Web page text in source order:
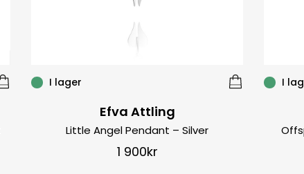
I lager
Efva Attling
Little Angel Pendant – Silver
1 900kr
I